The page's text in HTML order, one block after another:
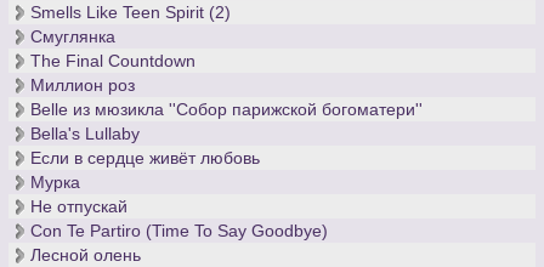
Smells Like Teen Spirit (2)
Смуглянка
The Final Countdown
Миллион роз
Belle из мюзикла ''Собор парижской богоматери''
Bella's Lullaby
Если в сердце живёт любовь
Мурка
Не отпускай
Con Te Partiro (Time To Say Goodbye)
Лесной олень